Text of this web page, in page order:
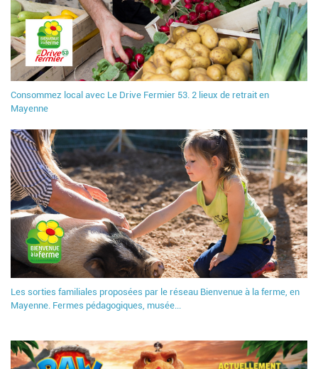
Consommez local avec Le Drive Fermier 53. 2 lieux de retrait en
Mayenne
Les sorties familiales proposées par le réseau Bienvenue à la ferme, en
Mayenne. Fermes pédagogiques, musée...